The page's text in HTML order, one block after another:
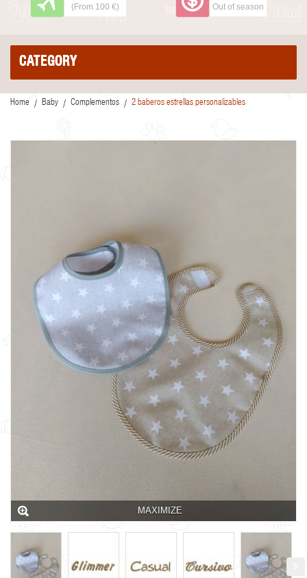
(From 100 €) Out of season
CATEGORY
Home Baby Complementos 2 baberos estrellas personalizables
MAXIMIZE